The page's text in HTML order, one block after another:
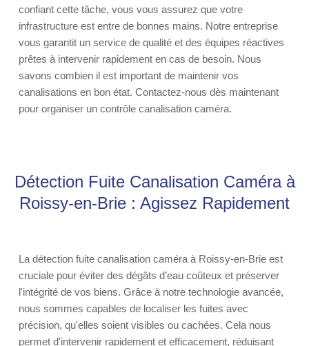
confiant cette tâche, vous vous assurez que votre
infrastructure est entre de bonnes mains. Notre entreprise
vous garantit un service de qualité et des équipes réactives
prêtes à intervenir rapidement en cas de besoin. Nous
savons combien il est important de maintenir vos
canalisations en bon état. Contactez-nous dès maintenant
pour organiser un contrôle canalisation caméra.
Détection Fuite Canalisation Caméra à
Roissy-en-Brie : Agissez Rapidement
La détection fuite canalisation caméra à Roissy-en-Brie est
cruciale pour éviter des dégâts d’eau coûteux et préserver
l'intégrité de vos biens. Grâce à notre technologie avancée,
nous sommes capables de localiser les fuites avec
précision, qu'elles soient visibles ou cachées. Cela nous
permet d'intervenir rapidement et efficacement, réduisant